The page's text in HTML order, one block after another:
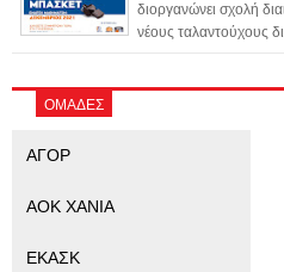
διοργανώνει σχολή
νέους ταλαντούχους
ΟΜΑΔΕΣ
ΑΓΟΡ
ΑΟΚ ΧΑΝΙΑ
ΕΚΑΣΚ